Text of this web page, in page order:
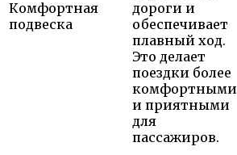
Комфортная
подвеска
дороги и
обеспечивает
плавный ход.
Это делает
поездки более
комфортными
и приятными
для
пассажиров.